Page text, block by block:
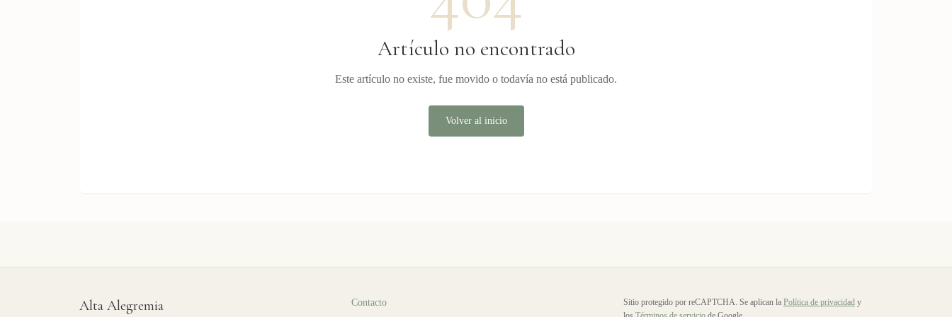
Artículo no encontrado
Este artículo no existe, fue movido o todavía no está publicado.
Volver al inicio
Alta Alegremia Contacto Sitio protegido por reCAPTCHA. Se aplican la Política de privacidad y